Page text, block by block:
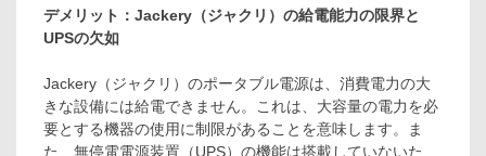
デメリット：Jackery（ジャクリ）の給電能力の限界と
UPSの欠如
Jackery（ジャクリ）のポータブル電源は、消費電力の大
きな設備には給電できません。これは、大容量の電力を必
要とする機器の使用に制限があることを意味します。ま
た、無停電電源装置（UPS）の機能は搭載していないた